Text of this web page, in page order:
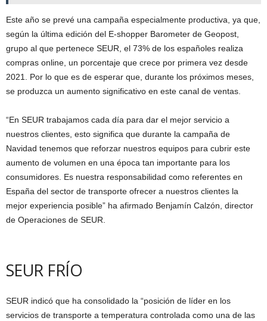
Este año se prevé una campaña especialmente productiva, ya que,
según la última edición del E-shopper Barometer de Geopost,
grupo al que pertenece SEUR, el 73% de los españoles realiza
compras online, un porcentaje que crece por primera vez desde
2021. Por lo que es de esperar que, durante los próximos meses,
se produzca un aumento significativo en este canal de ventas.
“En SEUR trabajamos cada día para dar el mejor servicio a
nuestros clientes, esto significa que durante la campaña de
Navidad tenemos que reforzar nuestros equipos para cubrir este
aumento de volumen en una época tan importante para los
consumidores. Es nuestra responsabilidad como referentes en
España del sector de transporte ofrecer a nuestros clientes la
mejor experiencia posible” ha afirmado Benjamín Calzón, director
de Operaciones de SEUR.
SEUR FRÍO
SEUR indicó que ha consolidado la “posición de líder en los
servicios de transporte a temperatura controlada como una de las